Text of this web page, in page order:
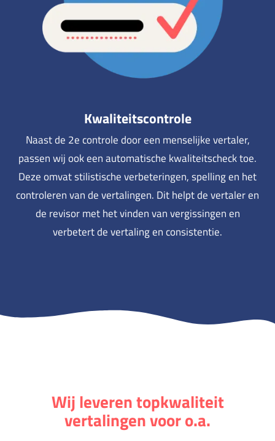
Kwaliteitscontrole
Naast de 2e controle door een menselijke vertaler,
passen wij ook een automatische kwaliteitscheck toe.
Deze omvat stilistische verbeteringen, spelling en het
controleren van de vertalingen. Dit helpt de vertaler en
de revisor met het vinden van vergissingen en
verbetert de vertaling en consistentie.
Wij leveren topkwaliteit
vertalingen voor o.a.